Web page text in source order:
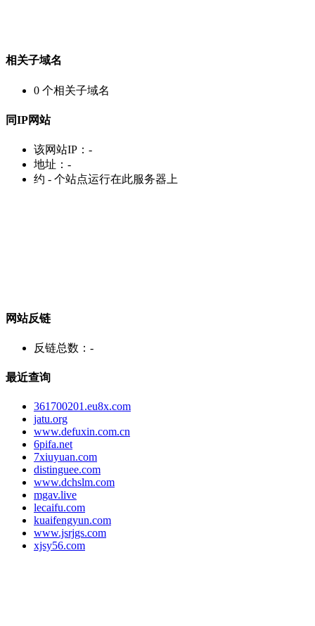
相关子域名
0 个相关子域名
同IP网站
该网站IP： -
地址： -
约 - 个站点运行在此服务器上
网站反链
反链总数： -
最近查询
361700201.eu8x.com
jatu.org
www.defuxin.com.cn
6pifa.net
7xiuyuan.com
distinguee.com
www.dchslm.com
mgav.live
lecaifu.com
kuaifengyun.com
www.jsrjgs.com
xjsy56.com